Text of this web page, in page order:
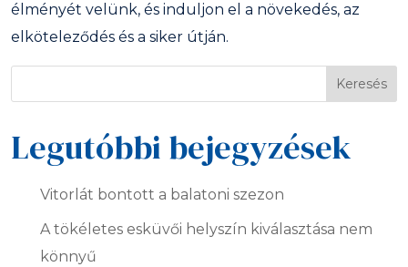
élményét velünk, és induljon el a növekedés, az
elköteleződés és a siker útján.
Keresés
Legutóbbi bejegyzések
Vitorlát bontott a balatoni szezon
A tökéletes esküvői helyszín kiválasztása nem
könnyű